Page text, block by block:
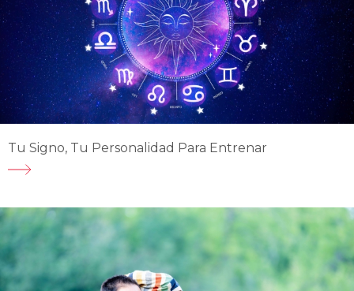
Tu Signo, Tu Personalidad Para Entrenar